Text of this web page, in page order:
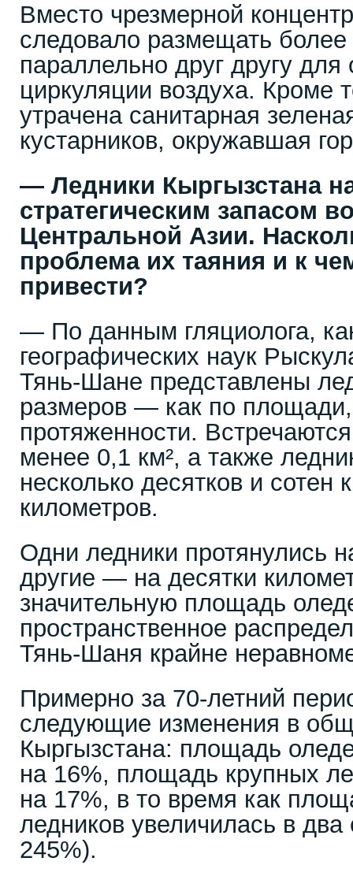
Вместо чрезмерной
следовало размещать более
параллельно друг другу
циркуляции воздуха. Кроме
утрачена санитарная
кустарников, окружавшая
— Ледники Кыргызстана
стратегическим запасом
Центральной Азии.
проблема их таяния и к
привести?
— По данным гляциолога,
географических наук
Тянь-Шане представлены
размеров — как по площади,
протяженности.
менее 0,1 км², а также
несколько десятков и сотен
километров.
Одни ледники протянулись
другие — на десятки
значительную площадь
пространственное
Тянь-Шаня крайне
Примерно за 70-летний
следующие изменения в
Кыргызстана: площадь
на 16%, площадь крупных
на 17%, в то время как
ледников увеличилась в
245%).